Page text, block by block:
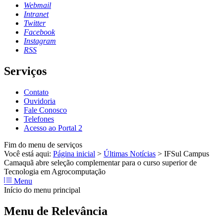
Webmail
Intranet
Twitter
Facebook
Instagram
RSS
Serviços
Contato
Ouvidoria
Fale Conosco
Telefones
Acesso ao Portal 2
Fim do menu de serviços
Você está aqui: Página inicial > Últimas Notícias > IFSul Campus
Camaquã abre seleção complementar para o curso superior de
Tecnologia em Agrocomputação
Menu
Início do menu principal
Menu de Relevância